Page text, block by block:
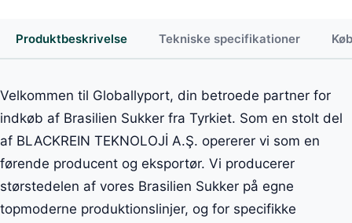
Produktbeskrivelse Tekniske specifikationer
Velkommen til Globallyport, din betroede partner for
indkøb af Brasilien Sukker fra Tyrkiet. Som en stolt del
af BLACKREIN TEKNOLOJİ A.Ş. opererer vi som en
førende producent og eksportør. Vi producerer
størstedelen af vores Brasilien Sukker på egne
topmoderne produktionslinjer, og for specifikke